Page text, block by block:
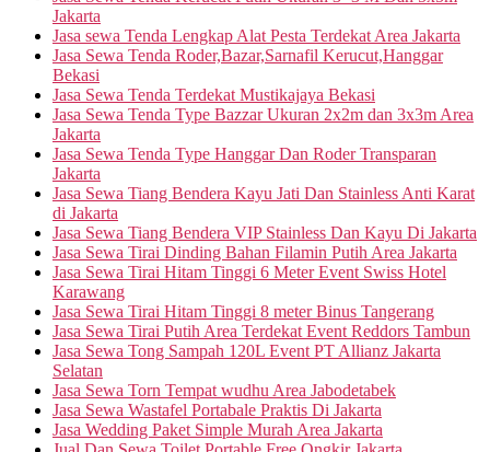
Jakarta
Jasa sewa Tenda Lengkap Alat Pesta Terdekat Area Jakarta
Jasa Sewa Tenda Roder,Bazar,Sarnafil Kerucut,Hanggar
Bekasi
Jasa Sewa Tenda Terdekat Mustikajaya Bekasi
Jasa Sewa Tenda Type Bazzar Ukuran 2x2m dan 3x3m Area
Jakarta
Jasa Sewa Tenda Type Hanggar Dan Roder Transparan
Jakarta
Jasa Sewa Tiang Bendera Kayu Jati Dan Stainless Anti Karat
di Jakarta
Jasa Sewa Tiang Bendera VIP Stainless Dan Kayu Di Jakarta
Jasa Sewa Tirai Dinding Bahan Filamin Putih Area Jakarta
Jasa Sewa Tirai Hitam Tinggi 6 Meter Event Swiss Hotel
Karawang
Jasa Sewa Tirai Hitam Tinggi 8 meter Binus Tangerang
Jasa Sewa Tirai Putih Area Terdekat Event Reddors Tambun
Jasa Sewa Tong Sampah 120L Event PT Allianz Jakarta
Selatan
Jasa Sewa Torn Tempat wudhu Area Jabodetabek
Jasa Sewa Wastafel Portabale Praktis Di Jakarta
Jasa Wedding Paket Simple Murah Area Jakarta